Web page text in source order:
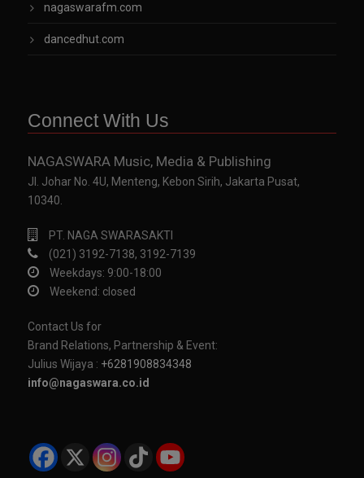
nagaswarafm.com
dancedhut.com
Connect With Us
NAGASWARA Music, Media & Publishing
Jl. Johar No. 4U, Menteng, Kebon Sirih, Jakarta Pusat,
10340.
PT. NAGA SWARASAKTI
(021) 3192-7138, 3192-7139
Weekdays: 9:00-18:00
Weekend: closed
Contact Us for
Brand Relations, Partnership & Event:
Julius Wijaya : +6281908834348
info@nagaswara.co.id